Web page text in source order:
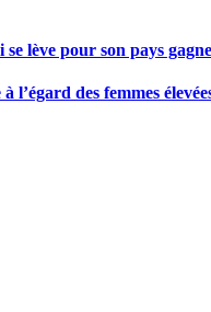
se lève pour son pays
l’égard des femmes